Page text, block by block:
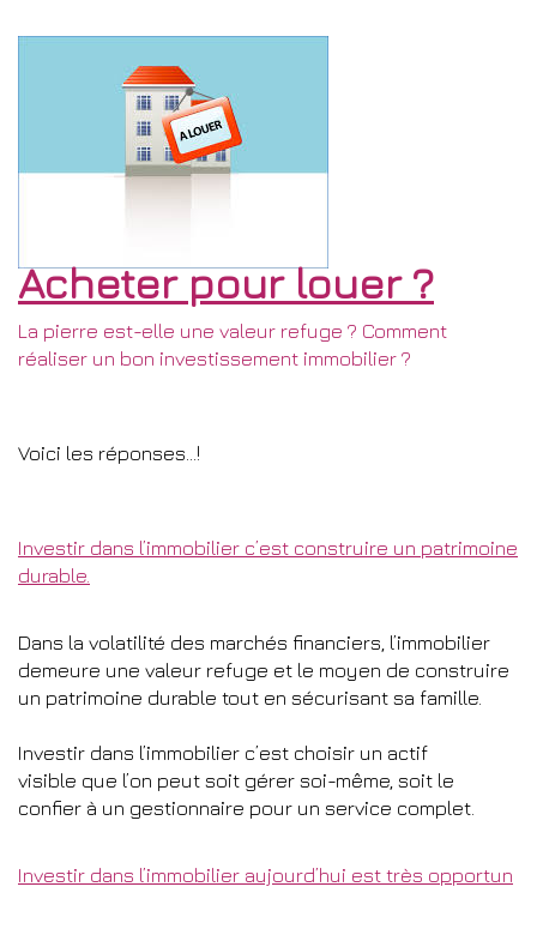
Acheter pour louer ?
La pierre est-elle une valeur refuge ? Comment
réaliser un bon investissement immobilier ?
Voici les réponses...!
Investir dans l’immobilier c’est construire un patrimoine
durable.
Dans la volatilité des marchés financiers, l’immobilier
demeure une valeur refuge et le moyen de construire
un patrimoine durable tout en sécurisant sa famille.
Investir dans l’immobilier c’est choisir un actif
visible que l’on peut soit gérer soi-même, soit le
confier à un gestionnaire pour un service complet.
Investir dans l’immobilier aujourd’hui est très opportun